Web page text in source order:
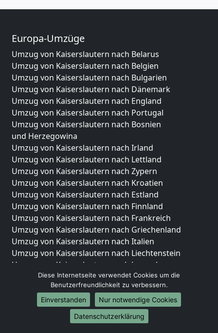
Europa-Umzüge
Umzug von Kaiserslautern nach Belarus
Umzug von Kaiserslautern nach Belgien
Umzug von Kaiserslautern nach Bulgarien
Umzug von Kaiserslautern nach Dänemark
Umzug von Kaiserslautern nach England
Umzug von Kaiserslautern nach Portugal
Umzug von Kaiserslautern nach Bosnien
und Herzegowina
Umzug von Kaiserslautern nach Irland
Umzug von Kaiserslautern nach Lettland
Umzug von Kaiserslautern nach Zypern
Umzug von Kaiserslautern nach Kroatien
Umzug von Kaiserslautern nach Estland
Umzug von Kaiserslautern nach Finnland
Umzug von Kaiserslautern nach Frankreich
Umzug von Kaiserslautern nach Griechenland
Umzug von Kaiserslautern nach Italien
Umzug von Kaiserslautern nach Liechtenstein
Umzug von Kaiserslautern nach Luxemburg
Umzug von Kaiserslautern nach Niederlande
Umzug von Kaiserslautern nach Norwegen
Umzüge-Deutschlandweit
Umzug von Kaiserslautern nach Berlin
Diese Internetseite verwendet Cookies um die
Benutzerfreundlichkeit zu verbessern.
Einverstanden
Nur notwendige Cookies
Datenschutzerklärung